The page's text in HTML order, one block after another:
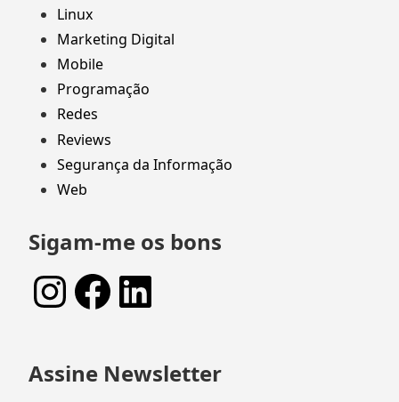
Linux
Marketing Digital
Mobile
Programação
Redes
Reviews
Segurança da Informação
Web
Sigam-me os bons
InstagramFacebookLinkedIn
Assine Newsletter